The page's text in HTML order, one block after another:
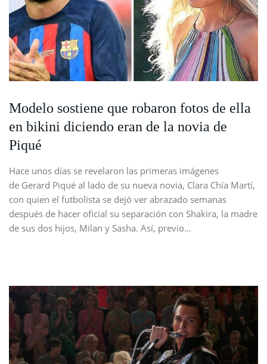
Modelo sostiene que robaron fotos de ella
en bikini diciendo eran de la novia de
Piqué
Hace unos días se revelaron las primeras imágenes
de Gerard Piqué al lado de su nueva novia, Clara Chía Martí,
con quien el futbolista se dejó ver abrazado semanas
después de hacer oficial su separación con Shakira, la madre
de sus dos hijos, Milan y Sasha. Así, previo…